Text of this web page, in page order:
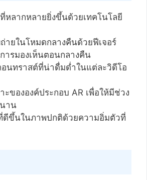
ลากหลายยิ่งขึ้นด้วยเทคโนโลยี
ายในโหมดกลางคืนด้วยฟีเจอร์
ารมองเห็นตอนกลางคืน
นทราสต์ที่น่าดื่มด่ำในแต่ละวิดีโอ
ะขององค์ประกอบ AR เพื่อให้มีช่วง
าน
ดีขึ้นในภาพปกติด้วยความอิ่มตัวที่